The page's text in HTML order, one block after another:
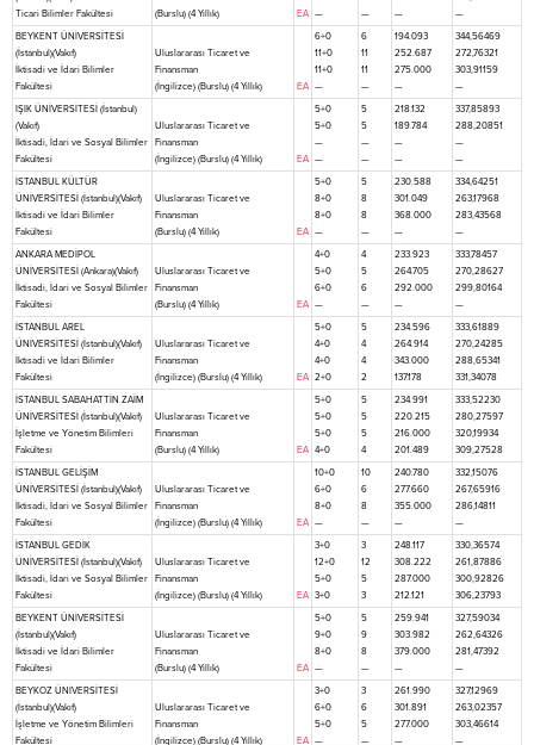
Ticari Bilimler Fakültesi
(Burslu) (4 Yıllık)
EA —
—
—
—
BEYKENT ÜNİVERSİTESİ
(İstanbul)(Vakıf)
İktisadi ve İdari Bilimler
Fakültesi
Uluslararası Ticaret ve
Finansman
(İngilizce) (Burslu) (4 Yıllık)
EA
6+0
11+0
11+0
—
6
11
11
—
194.093
252.687
275.000
—
344,56469
272,76321
303,91159
—
IŞIK ÜNİVERSİTESİ (İstanbul)
(Vakıf)
İktisadi, İdari ve Sosyal Bilimler
Fakültesi
Uluslararası Ticaret ve
Finansman
(İngilizce) (Burslu) (4 Yıllık)
EA
5+0
5+0
—
—
5
5
—
—
218.132
189.784
—
—
337,85893
288,20851
—
—
İSTANBUL KÜLTÜR
ÜNİVERSİTESİ (İstanbul)(Vakıf)
İktisadi ve İdari Bilimler
Fakültesi
Uluslararası Ticaret ve
Finansman
(Burslu) (4 Yıllık)
EA
5+0
8+0
8+0
—
5
8
8
—
230.588
301.049
368.000
—
334,64251
263,17968
283,43568
—
ANKARA MEDİPOL
ÜNİVERSİTESİ (Ankara)(Vakıf)
İktisadi, İdari ve Sosyal Bilimler
Fakültesi
Uluslararası Ticaret ve
Finansman
(Burslu) (4 Yıllık)
EA
4+0
5+0
6+0
—
4
5
6
—
233.923
264.705
292.000
—
333,78457
270,28627
299,80164
—
İSTANBUL AREL
ÜNİVERSİTESİ (İstanbul)(Vakıf)
İktisadi ve İdari Bilimler
Fakültesi
Uluslararası Ticaret ve
Finansman
(İngilizce) (Burslu) (4 Yıllık)
EA
5+0
4+0
4+0
2+0
5
4
4
2
234.596
264.914
343.000
137.178
333,61889
270,24285
288,65341
331,34078
İSTANBUL SABAHATTİN ZAİM
ÜNİVERSİTESİ (İstanbul)(Vakıf)
İşletme ve Yönetim Bilimleri
Fakültesi
Uluslararası Ticaret ve
Finansman
(Burslu) (4 Yıllık)
EA
5+0
5+0
5+0
4+0
5
5
5
4
234.991
220.215
216.000
201.489
333,52230
280,27597
320,19934
309,27528
İSTANBUL GELİŞİM
ÜNİVERSİTESİ (İstanbul)(Vakıf)
İktisadi, İdari ve Sosyal Bilimler
Fakültesi
Uluslararası Ticaret ve
Finansman
(İngilizce) (Burslu) (4 Yıllık)
EA
10+0
6+0
8+0
—
10
6
8
—
240.780
277.660
355.000
—
332,15076
267,65916
286,14811
—
İSTANBUL GEDİK
ÜNİVERSİTESİ (İstanbul)(Vakıf)
İktisadi, İdari ve Sosyal Bilimler
Fakültesi
Uluslararası Ticaret ve
Finansman
(İngilizce) (Burslu) (4 Yıllık)
EA
3+0
12+0
5+0
3+0
3
12
5
3
248.117
308.222
287.000
212.121
330,36574
261,87886
300,92826
306,23793
BEYKENT ÜNİVERSİTESİ
(İstanbul)(Vakıf)
İktisadi ve İdari Bilimler
Fakültesi
Uluslararası Ticaret ve
Finansman
(Burslu) (4 Yıllık)
EA
5+0
9+0
8+0
—
5
9
8
—
259.941
303.982
379.000
—
327,59034
262,64326
281,47392
—
BEYKOZ ÜNİVERSİTESİ
(İstanbul)(Vakıf)
İşletme ve Yönetim Bilimleri
Fakültesi
Uluslararası Ticaret ve
Finansman
(İngilizce) (Burslu) (4 Yıllık)
EA
3+0
6+0
5+0
—
3
6
5
—
261.990
301.891
277.000
—
327,12969
263,02357
303,46614
—